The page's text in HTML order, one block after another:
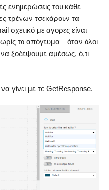
ενημερώσεις του κάθε
τρένων τσεκάρουν τα
σχετικό με αγορές είναι
το απόγευμα – όταν όλοι
ξοδέψουμε αμέσως, ό,τι
γίνει με το GetResponse.